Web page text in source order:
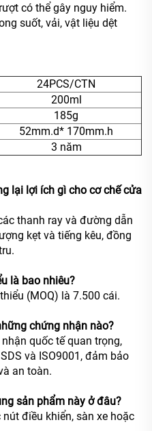
có thể gây nguy hiểm.
suốt, vải, vật liệu dệt
24PCS/CTN
200ml
185g
52mm.d* 170mm.h
3 năm
lại lợi ích gì cho cơ chế cửa
thanh ray và đường dẫn
kẹt và tiếng kêu, đồng
là bao nhiêu?
(MOQ) là 7.500 cái.
chứng nhận nào?
quốc tế quan trọng,
và ISO9001, đảm bảo
an toàn.
sản phẩm này ở đâu?
điều khiển, sàn xe hoặc